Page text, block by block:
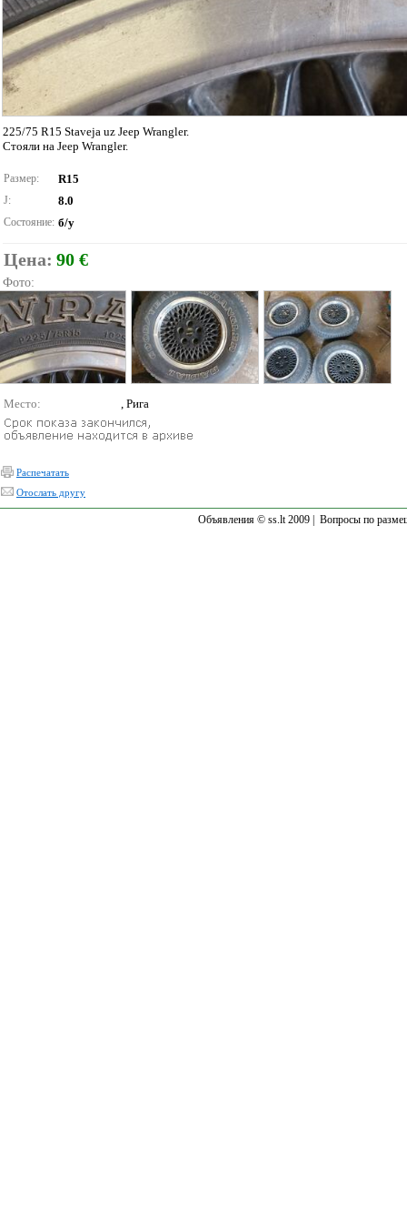
225/75 R15 Staveja uz Jeep Wrangler.
Стояли на Jeep Wrangler.
Размер: R15
J: 8.0
Состояние: б/у
Цена: 90 €
Фото:
Место: , Рига
Распечатать
Отослать другу
Объявления © ss.lt 2009 | Вопросы по